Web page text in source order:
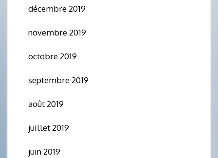
décembre 2019
novembre 2019
octobre 2019
septembre 2019
août 2019
juillet 2019
juin 2019